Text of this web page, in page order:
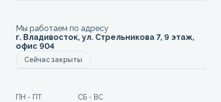
Мы работаем по адресу
г. Владивосток, ул. Стрельникова 7, 9 этаж,
офис 904
Сейчас закрыты
ПН - ПТ
СБ - ВС